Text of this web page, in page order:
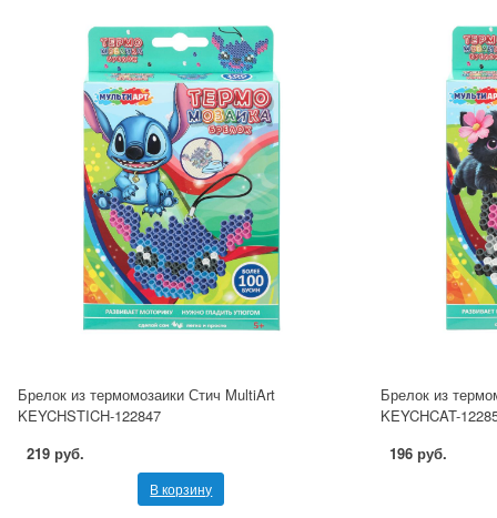
Брелок из термомозаики Стич MultiArt
KEYCHSTICH-122847
219 руб.
В корзину
Брелок из
KEYCHCAT-
196 руб.